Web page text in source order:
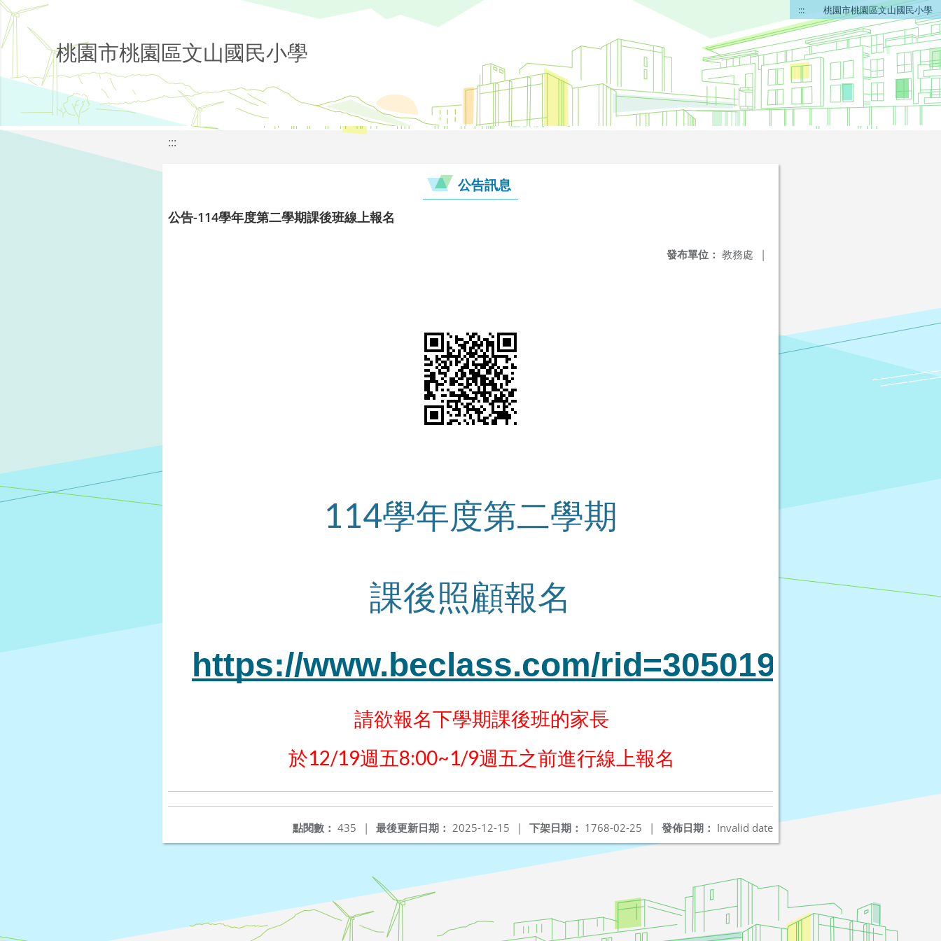
::: 桃園市桃園區文山國民小學
桃園市桃園區文山國民小學
:::
公告訊息
公告-114學年度第二學期課後班線上報名
發布單位： 教務處 |
114學年度第二學期
課後照顧報名
https://www.beclass.com/
請欲報名下學期課後班的家長
於12/19週五8:00~1/9週五之前進行線上報名
發佈日期： Invalid date
下架日期： 1768-02-25 |
最後更新日期： 2025-12-15 |
點閱數： 435 |